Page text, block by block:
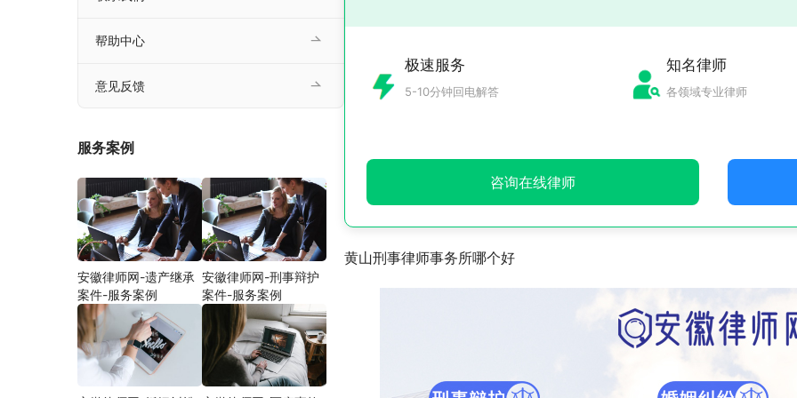
极速服务
5-10分钟回电解答
知名律师
各领域专业律师
咨询在线律师
黄山刑事律师事务所哪个好
帮助中心
意见反馈
服务案例
安徽律师网-遗产继承
案件-服务案例
安徽律师网-刑事辩护
案件-服务案例